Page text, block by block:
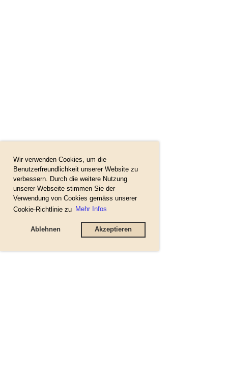
Wir verwenden Cookies, um die
Benutzerfreundlichkeit unserer Website zu
verbessern. Durch die weitere Nutzung
unserer Webseite stimmen Sie der
Verwendung von Cookies gemäss unserer
Cookie-Richtlinie zu Mehr Infos
Ablehnen Akzeptieren